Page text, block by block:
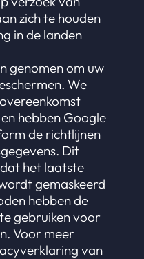
zich te houden
in de landen
genomen om uw
We
hebben Google
de richtlijnen
Dit
het laatste
gemaskeerd
hebben de
gebruiken voor
Voor meer
van